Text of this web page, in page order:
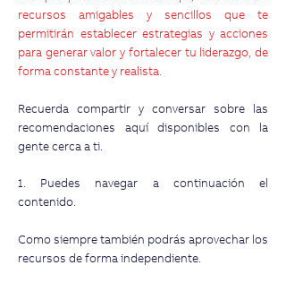
recursos amigables y sencillos que te
permitirán establecer estrategias y acciones
para generar valor y fortalecer tu liderazgo, de
forma constante y realista.
Recuerda compartir y conversar sobre las
recomendaciones aquí disponibles con la
gente cerca a ti.
1. Puedes navegar a continuación el
contenido.
Como siempre también podrás aprovechar los
recursos de forma independiente.